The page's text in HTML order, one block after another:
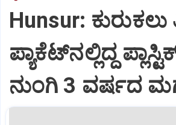
Hunsur:
ಪ್ಯಾಕೆಟ್‌ನಲ್ಲಿದ್ದ
ನುಂಗಿ 3 ವರ್ಷದ